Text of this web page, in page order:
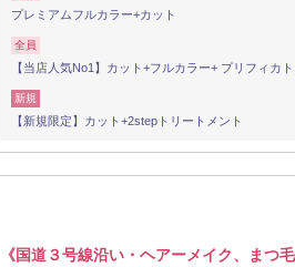
プレミアムフルカラー+カット
全員
【当店人気No1】カット+フルカラー+ プリフィカ
新規
【新規限定】カット+2stepトリートメント
《国道３号線沿い・ヘアーメイク、まつ